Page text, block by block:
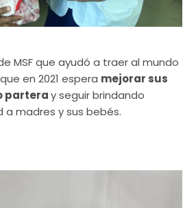
MSF que ayudó a traer al mundo
en 2021 espera mejorar sus
parteray seguir brindando
a madres y sus bebés.